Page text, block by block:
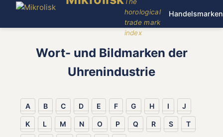
horological
trade mark
index
Handelsmarken
Wort- und Bildmarken der
Uhrenindustrie
A B C D E F G H I J
K L M N O P Q R S T